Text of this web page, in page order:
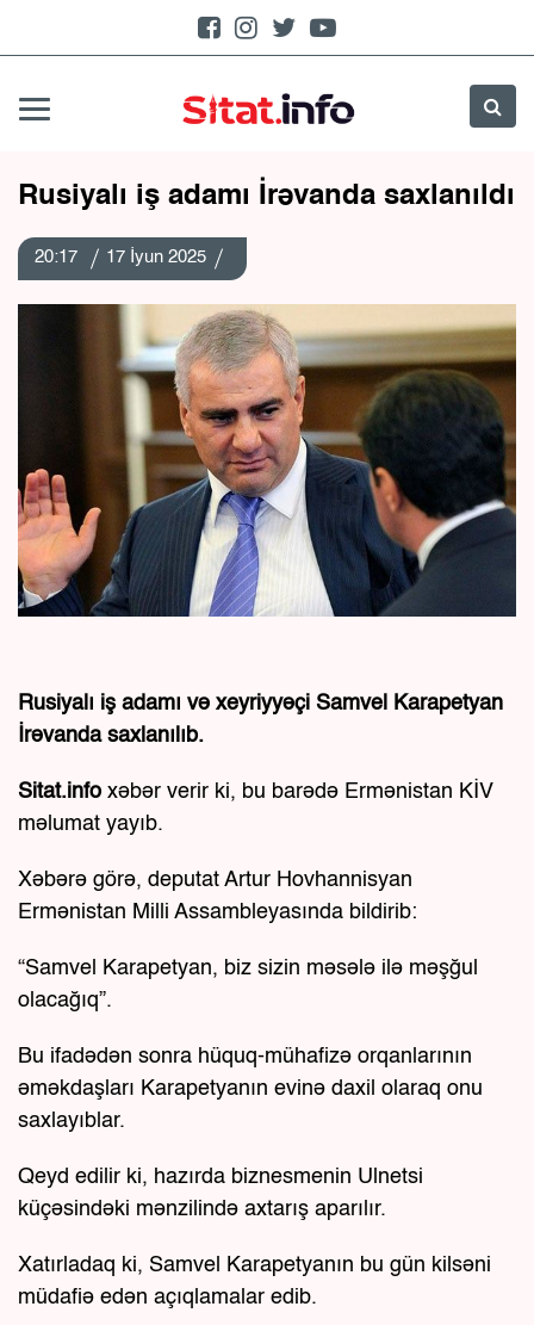
Rusiyalı iş adamı İrəvanda saxlanıldı
20:17 17 İyun 2025
Rusiyalı iş adamı və xeyriyyəçi Samvel Karapetyan
İrəvanda saxlanılıb.
Sitat.info xəbər verir ki, bu barədə Ermənistan KİV
məlumat yayıb.
Xəbərə görə, deputat Artur Hovhannisyan
Ermənistan Milli Assambleyasında bildirib:
“Samvel Karapetyan, biz sizin məsələ ilə məşğul
olacağıq”.
Bu ifadədən sonra hüquq-mühafizə orqanlarının
əməkdaşları Karapetyanın evinə daxil olaraq onu
saxlayıblar.
Qeyd edilir ki, hazırda biznesmenin Ulnetsi
küçəsindəki mənzilində axtarış aparılır.
Xatırladaq ki, Samvel Karapetyanın bu gün kilsəni
müdafiə edən açıqlamalar edib.